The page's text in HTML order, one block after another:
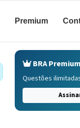
Premium
BRA Premium
Questões